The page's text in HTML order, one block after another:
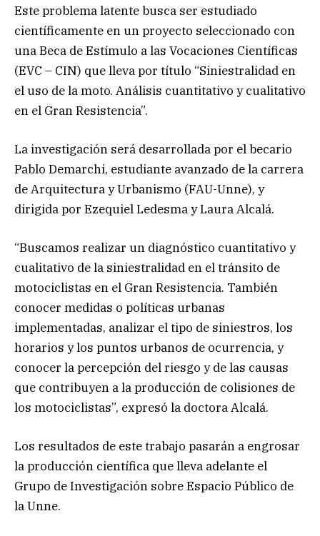
Este problema latente busca ser estudiado
científicamente en un proyecto seleccionado con
una Beca de Estímulo a las Vocaciones Científicas
(EVC – CIN) que lleva por título “Siniestralidad en
el uso de la moto. Análisis cuantitativo y cualitativo
en el Gran Resistencia”.
La investigación será desarrollada por el becario
Pablo Demarchi, estudiante avanzado de la carrera
de Arquitectura y Urbanismo (FAU-Unne), y
dirigida por Ezequiel Ledesma y Laura Alcalá.
“Buscamos realizar un diagnóstico cuantitativo y
cualitativo de la siniestralidad en el tránsito de
motociclistas en el Gran Resistencia. También
conocer medidas o políticas urbanas
implementadas, analizar el tipo de siniestros, los
horarios y los puntos urbanos de ocurrencia, y
conocer la percepción del riesgo y de las causas
que contribuyen a la producción de colisiones de
los motociclistas”, expresó la doctora Alcalá.
Los resultados de este trabajo pasarán a engrosar
la producción científica que lleva adelante el
Grupo de Investigación sobre Espacio Público de
la Unne.